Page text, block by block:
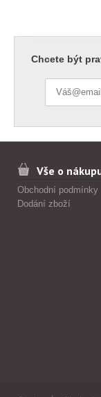
Chcete být
Vše o
Obchodní podmínky
Dodání zboží